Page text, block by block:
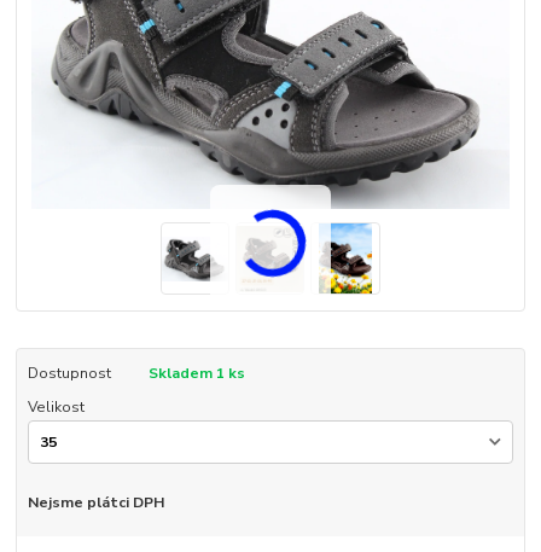
Dostupnost
Skladem 1 ks
Velikost
Nejsme plátci DPH